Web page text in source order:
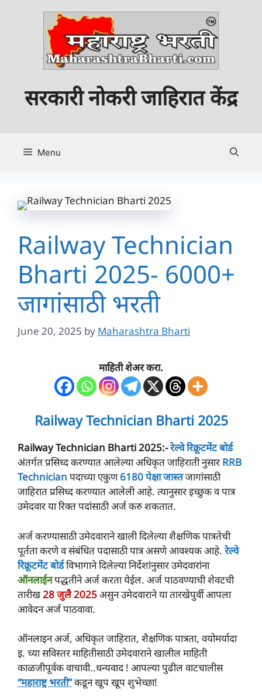
सरकारी नोकरी जाहिरात केंद्र
Menu
Railway Technician
Bharti 2025- 6000+
जागांसाठी भरती
June 20, 2025 by Maharashtra Bharti
माहिती शेअर करा.
Railway Technician Bharti 2025
Railway Technician Bharti 2025:-रेल्वे रिक्रूटमेंट बोर्ड
अंतर्गत प्रसिध्द करण्यात आलेल्या अधिकृत जाहिराती नुसार RRB
Technician पदाच्या एकुण 6180 पेक्षा जास्तजागांसाठी
जाहिरात प्रसिध्द करण्यात आलेली आहे. त्यानुसार इच्छुक व पात्र
उमेदवार या रिक्त पदांंसाठी अर्ज करु शकतात.
अर्ज करण्यासाठी उमेदवाराने खाली दिलेल्या शैक्षणिक पात्रतेची
पूर्तता करणे व संबंधित पदासाठी पात्र असणे आवश्यक आहे. रेल्वे
रिक्रूटमेंट बोर्डविभागाने दिलेल्या निर्देशांनुसार उमेदवारांना
ऑनलाईनपद्धतीने अर्ज करता येईल. अर्ज पाठवण्याची शेवटची
तारीख28 जुलै 2025असुन उमेदवाराने या तारखेपुर्वी आपला
आवेदन अर्ज पाठवावा.
ऑनलाइन अर्ज, अधिकृत जाहिरात, शैक्षणिक पात्रता, वयोमर्यादा
इ. च्या सविस्तर माहितीसाठी उमेदवाराने खालील माहिती
काळजीपूर्वक वाचावी..धन्यवाद ! आपल्या पुढील वाटचालीस
“महाराष्ट्र भरती”कडून खूप खूप शुभेच्छा!